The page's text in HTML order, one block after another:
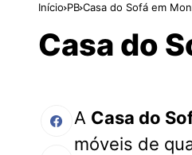
Início PB Casa do Sofá em
Casa do
A Casa do
móveis de